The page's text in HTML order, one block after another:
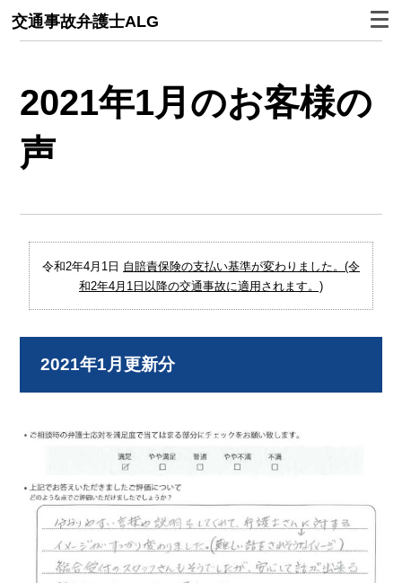
交通事故弁護士ALG
2021年1月のお客様の
声
令和2年4月1日 自賠責保険の支払い基準が変わりました。(令
和2年4月1日以降の交通事故に適用されます。)
2021年1月更新分